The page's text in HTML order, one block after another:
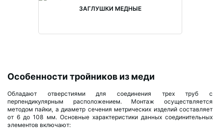
ЗАГЛУШКИ МЕДНЫЕ
Особенности тройников из меди
Обладают отверстиями для соединения трех труб с
перпендикулярным расположением. Монтаж осуществляется
методом пайки, а диаметр сечения метрических изделий составляет
от 6 до 108 мм. Основные характеристики данных соединительных
элементов включают: